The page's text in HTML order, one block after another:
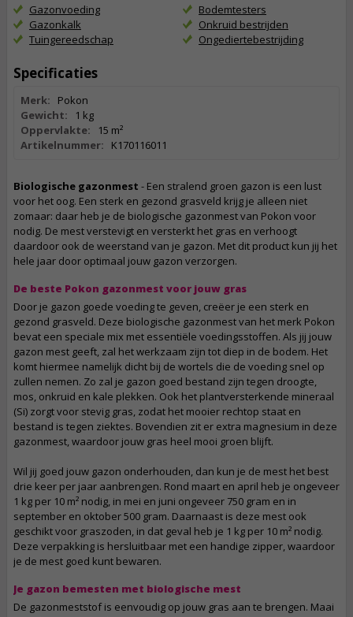
Gazonvoeding
Gazonkalk
Tuingereedschap
Bodemtesters
Onkruid bestrijden
Ongediertebestrijding
Specificaties
Merk:
Pokon
Gewicht:
1 kg
Oppervlakte:
15 m²
Artikelnummer:
K170116011
Biologische gazonmest - Een stralend groen gazon is een lust
voor het oog. Een sterk en gezond grasveld krijg je alleen niet
zomaar: daar heb je de biologische gazonmest van Pokon voor
nodig. De mest verstevigt en versterkt het gras en verhoogt
daardoor ook de weerstand van je gazon. Met dit product kun jij het
hele jaar door optimaal jouw gazon verzorgen.
De beste Pokon gazonmest voor jouw gras
Door je gazon goede voeding te geven, creëer je een sterk en
gezond grasveld. Deze biologische gazonmest van het merk Pokon
bevat een speciale mix met essentiële voedingsstoffen. Als jij jouw
gazon mest geeft, zal het werkzaam zijn tot diep in de bodem. Het
komt hiermee namelijk dicht bij de wortels die de voeding snel op
zullen nemen. Zo zal je gazon goed bestand zijn tegen droogte,
mos, onkruid en kale plekken. Ook het plantversterkende mineraal
(Si) zorgt voor stevig gras, zodat het mooier rechtop staat en
bestand is tegen ziektes. Bovendien zit er extra magnesium in deze
gazonmest, waardoor jouw gras heel mooi groen blijft.
Wil jij goed jouw gazon onderhouden, dan kun je de mest het best
drie keer per jaar aanbrengen. Rond maart en april heb je ongeveer
1 kg per 10 m² nodig, in mei en juni ongeveer 750 gram en in
september en oktober 500 gram. Daarnaast is deze mest ook
geschikt voor graszoden, in dat geval heb je 1 kg per 10 m² nodig.
Deze verpakking is hersluitbaar met een handige zipper, waardoor
je de mest goed kunt bewaren.
Je gazon bemesten met biologische mest
De gazonmeststof is eenvoudig op jouw gras aan te brengen. Maai